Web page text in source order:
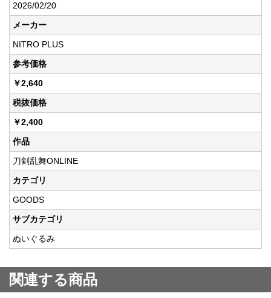
2026/02/20
メーカー
NITRO PLUS
参考価格
￥2,640
税抜価格
￥2,400
作品
刀剣乱舞ONLINE
カテゴリ
GOODS
サブカテゴリ
ぬいぐるみ
関連する商品